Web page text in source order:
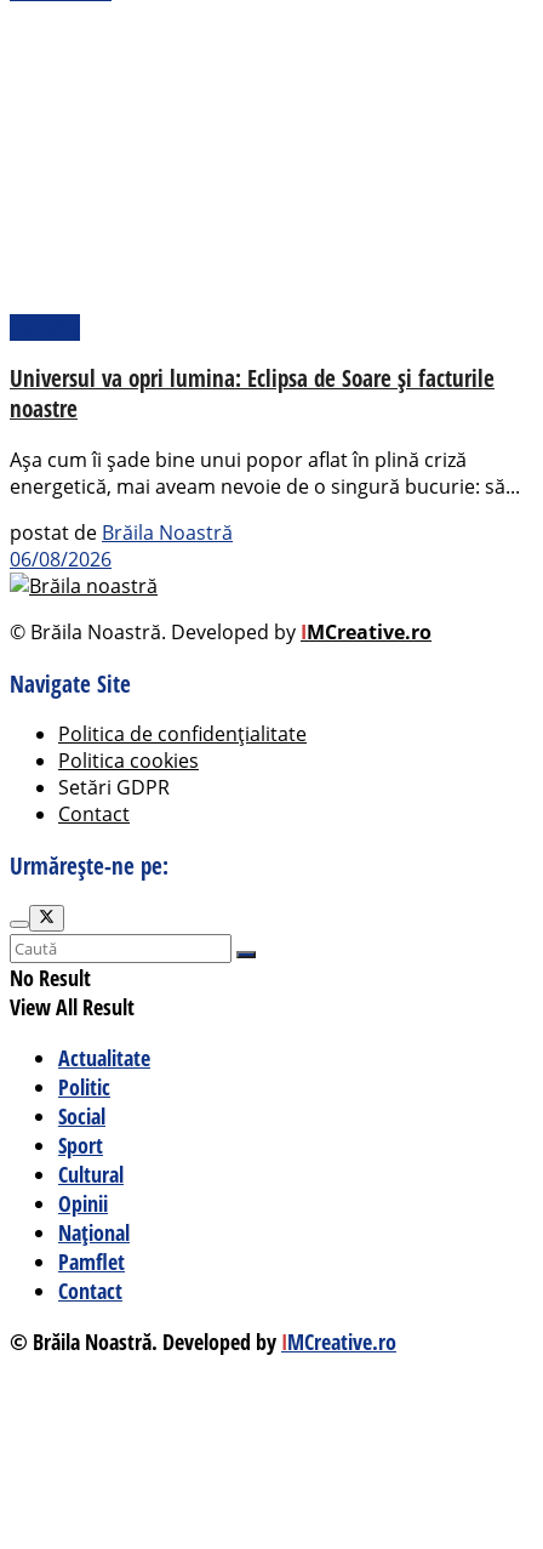
Universul va opri lumina: Eclipsa de Soare și facturile
noastre
Așa cum îi șade bine unui popor aflat în plină criză
energetică, mai aveam nevoie de o singură bucurie: să...
postat de Brăila Noastră
06/08/2026
© Brăila Noastră. Developed by IMCreative.ro
Navigate Site
Politica de confidențialitate
Politica cookies
Setări GDPR
Contact
Urmărește-ne pe:
No Result
View All Result
Actualitate
Politic
Social
Sport
Cultural
Opinii
Național
Pamflet
Contact
© Brăila Noastră. Developed by IMCreative.ro